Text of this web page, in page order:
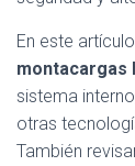
En este
montacargas
sistema
otras
También